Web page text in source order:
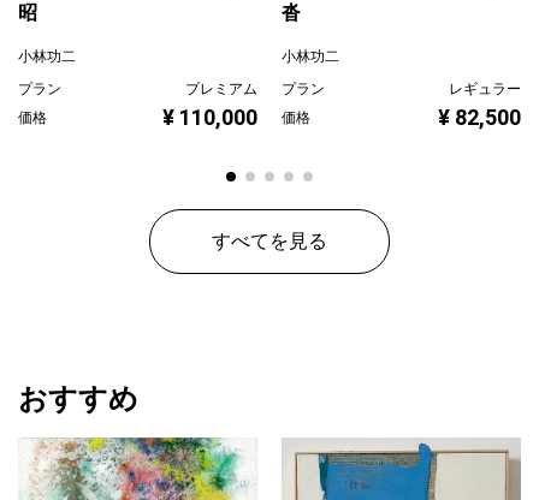
昭
小林功二
プラン
プレミアム
価格
¥ 110,000
沓
小林功二
プラン
レギュラー
価格
¥ 82,500
すべてを見る
おすすめ